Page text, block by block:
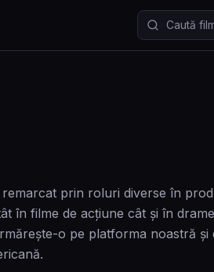
Caută filme
prin roluri diverse în
în filme de acțiune cât și în
o pe platforma noastră și